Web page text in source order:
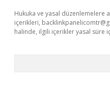
Hukuka ve yasal düzenlemelere
içerikleri,
halinde, ilgili içerikler yasal süre